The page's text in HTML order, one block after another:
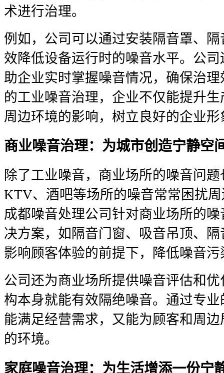
术进行治理。
例如，公司可以通过安装隔音罩、
效降低设备运行时的噪音水平。公
助企业实时掌握噪音情况，确保治
的工业噪音治理，企业不仅能提升
周边环境的影响，树立良好的企业形
商业噪音治理：为城市创造宁静空
除了工业噪音，商业场所的噪音问
KTV、酒吧等场所的噪音常常困扰
成都噪音处理公司针对商业场所的
决方案，如隔音门窗、吸音吊顶、
影响顾客体验的前提下，降低噪音污
公司还为商业场所提供噪音评估和
构本身就能有效隔绝噪音。通过专
能满足经营需求，又能为顾客和周
的环境。
家庭噪音治理：为生活增添一份宁